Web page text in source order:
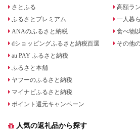
さとふる
ふるさとプレミアム
ANAのふるさと納税
dショッピングふるさと納税百選
au PAY ふるさと納税
ふるさと本舗
ヤフーのふるさと納税
マイナビふるさと納税
ポイント還元キャンペーン
高額ラ
一人暮
食べ物
その他
人気の返礼品から探す